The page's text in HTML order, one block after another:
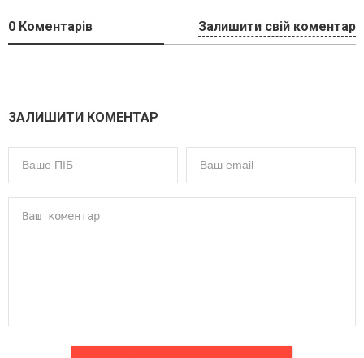
0 Коментарів Залишити свій коментар
ЗАЛИШИТИ КОМЕНТАР